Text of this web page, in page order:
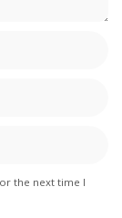
the next time I